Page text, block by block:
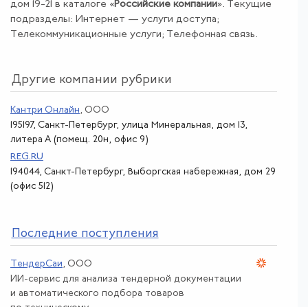
дом 19-21 в каталоге «Российские компании». Текущие
подразделы: Интернет — услуги доступа;
Телекоммуникационные услуги; Телефонная связь.
Другие компании рубрики
Кантри Онлайн , ООО
195197, Санкт-Петербург, улица Минеральная, дом 13,
литера А (помещ. 20н, офис 9)
REG.RU
194044, Санкт-Петербург, Выборгская набережная, дом 29
(офис 512)
Последние поступления
ТендерСаи , ООО
ИИ-сервис для анализа тендерной документации
и автоматического подбора товаров